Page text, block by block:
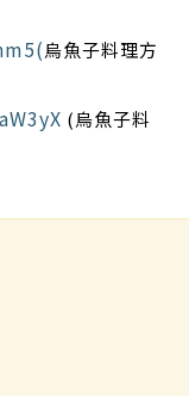
烏魚子料理方
(烏魚子料